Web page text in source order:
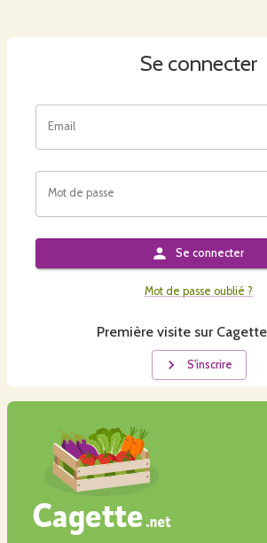
Se connecter
Email
Mot de passe
Se connecter
Mot de passe oublié ?
Première visite sur
S'inscrire